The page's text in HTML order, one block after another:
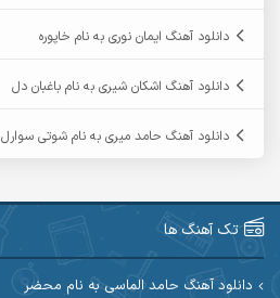
آرین صیادی
آرین مریدی
دانلود آهنگ ایمان نوری به نام خاپوره
دانلود آهنگ اشکان شیری به نام باغبان دل
دانلود آهنگ حامد میری به نام شوتی سوارل
تک آهنگ ها
دانلود آهنگ حامد الماسی به نام محضر